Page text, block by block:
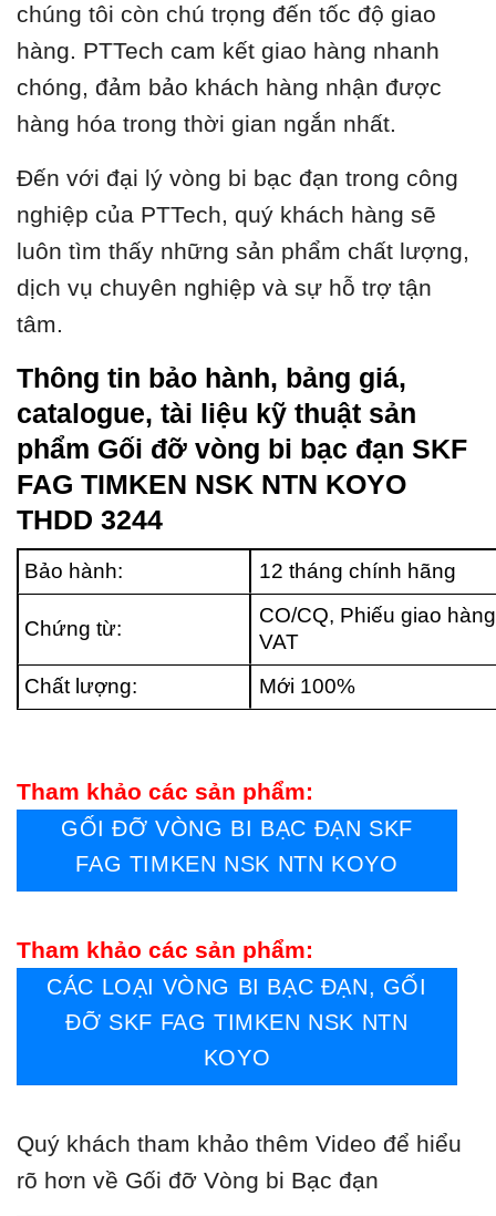
chúng tôi còn chú trọng đến tốc độ giao
hàng. PTTech cam kết giao hàng nhanh
chóng, đảm bảo khách hàng nhận được
hàng hóa trong thời gian ngắn nhất.
Đến với đại lý vòng bi bạc đạn trong công
nghiệp của PTTech, quý khách hàng sẽ
luôn tìm thấy những sản phẩm chất lượng,
dịch vụ chuyên nghiệp và sự hỗ trợ tận
tâm.
Thông tin bảo hành, bảng giá,
catalogue, tài liệu kỹ thuật sản
phẩm Gối đỡ vòng bi bạc đạn SKF
FAG TIMKEN NSK NTN KOYO
THDD 3244
Bảo hành: 12 tháng chính hãng
Chứng từ:
CO/CQ, Phiếu giao
VAT
Chất lượng:
Mới 100%
Tham khảo các sản phẩm:
GỐI ĐỠ VÒNG BI BẠC ĐẠN SKF
FAG TIMKEN NSK NTN KOYO
Tham khảo các sản phẩm:
CÁC LOẠI VÒNG BI BẠC ĐẠN, GỐI
ĐỠ SKF FAG TIMKEN NSK NTN
KOYO
Quý khách tham khảo thêm Video để hiểu
rõ hơn về Gối đỡ Vòng bi Bạc đạn